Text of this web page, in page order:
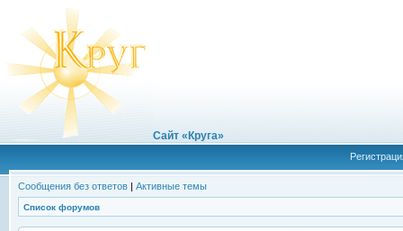
Сайт «Круга»
Сообщения без ответов | Активные темы
Список форумов